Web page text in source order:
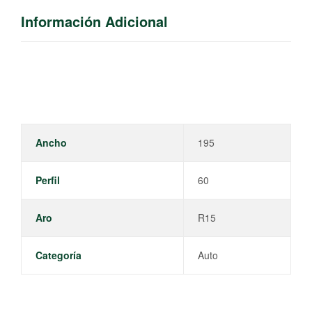
Información Adicional
Ancho 195
Perfil 60
Aro R15
Categoría Auto